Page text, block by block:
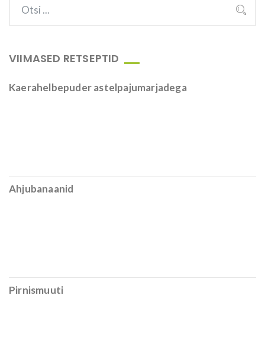
VIIMASED RETSEPTID
Kaerahelbepuder astelpajumarjadega
Ahjubanaanid
Pirnismuuti